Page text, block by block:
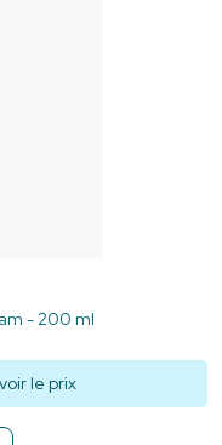
- 200 ml
le prix